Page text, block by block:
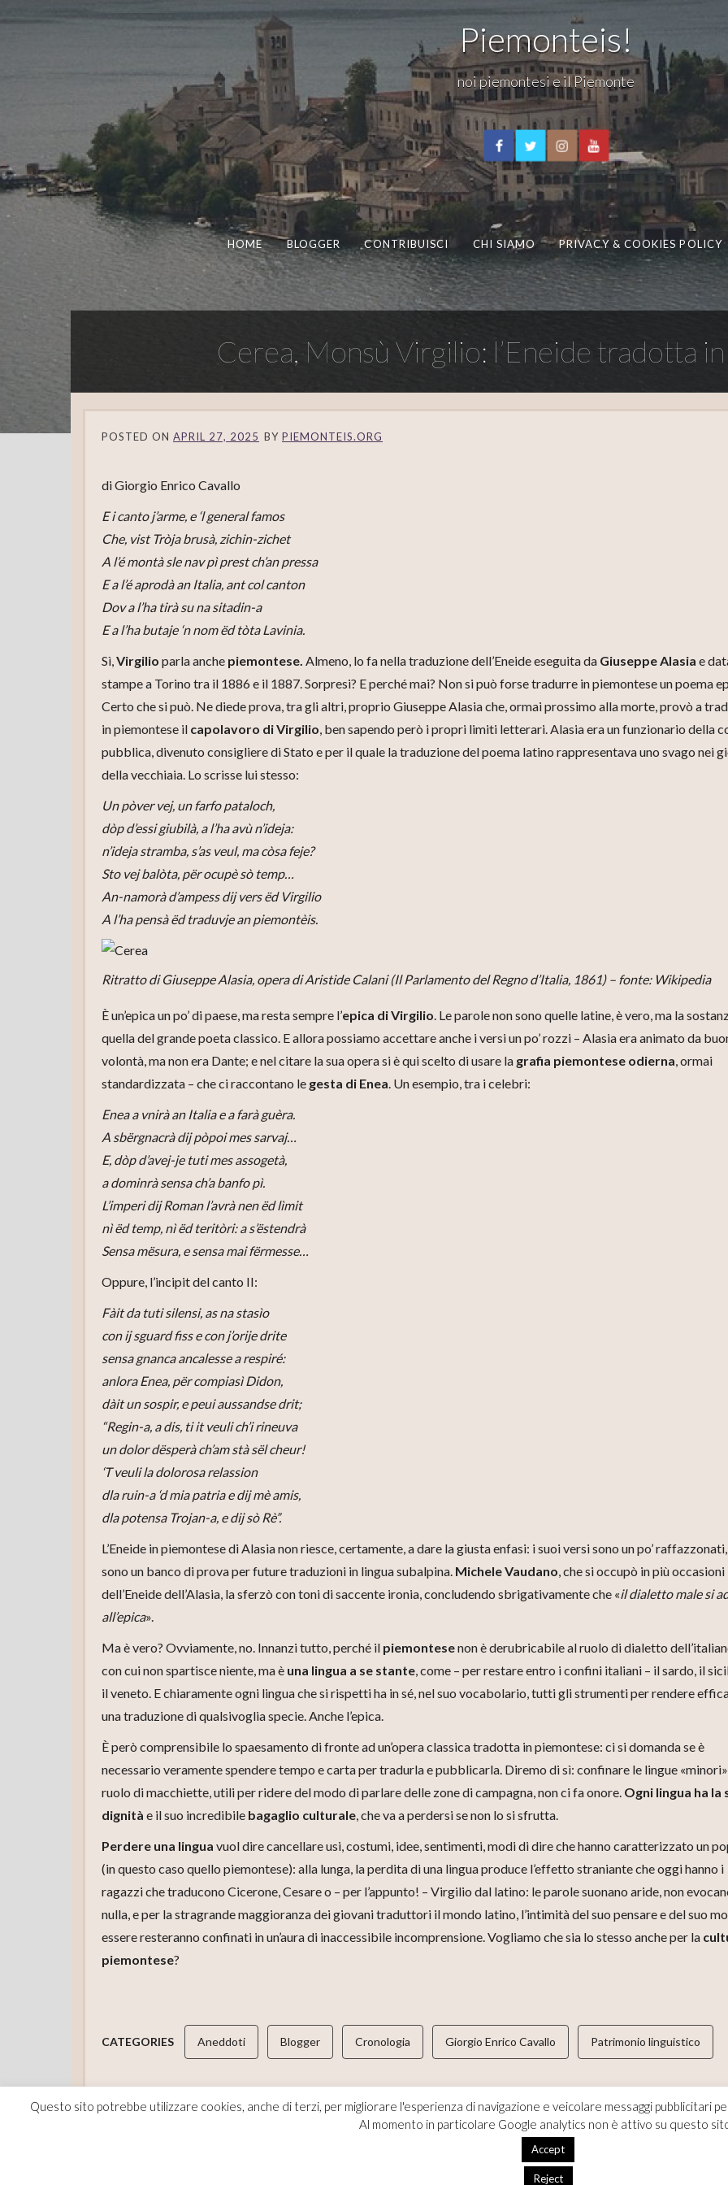
Piemonteis!
noi piemontesi e il Piemonte
HOME BLOGGER CONTRIBUISCI CHI SIAMO PRIVACY & COOKIES POLICY
Cerea, Monsù Virgilio: l’Eneide tradotta
POSTED ON APRIL 27, 2025 BY PIEMONTEIS.ORG
di Giorgio Enrico Cavallo
E i canto j’arme, e ‘l general famos
Che, vist Tròja brusà, zichin-zichet
A l’é montà sle nav pì prest ch’an pressa
E a l’é aprodà an Italia, ant col canton
Dov a l’ha tirà su na sitadin-a
E a l’ha butaje ‘n nom ëd tòta Lavinia.
Sì,Virgilio parla anche piemontese. Almeno, lo fa nella traduzione dell’Eneide eseguita da Giuseppe Alasia e
stampe a Torino tra il 1886 e il 1887. Sorpresi? E perché mai? Non si può forse tradurre in piemontese un poema
Certo che si può. Ne diede prova, tra gli altri, proprio Giuseppe Alasia che, ormai prossimo alla morte, provò a
in piemontese il capolavoro di Virgilio, ben sapendo però i propri limiti letterari. Alasia era un funzionario della
pubblica, divenuto consigliere di Stato e per il quale la traduzione del poema latino rappresentava uno svago nei
della vecchiaia. Lo scrisse lui stesso:
Un pòver vej, un farfo pataloch,
dòp d’essi giubilà, a l’ha avù n’ideja:
n’ideja stramba, s’as veul, ma còsa feje?
Sto vej balòta, për ocupè sò temp…
An-namorà d’ampess dij vers ëd Virgilio
A l’ha pensà ëd traduvje an piemontèis.
Ritratto di Giuseppe Alasia, opera di Aristide Calani (Il Parlamento del Regno d’Italia, 1861) – fonte: Wikipedia
È un’epica un po’ di paese, ma resta sempre l’epica di Virgilio. Le parole non sono quelle latine, è vero, ma la
quella del grande poeta classico. E allora possiamo accettare anche i versi un po’ rozzi – Alasia era animato da
volontà, ma non era Dante; e nel citare la sua opera si è qui scelto di usare la grafia piemontese odierna, ormai
standardizzata – che ci raccontano le gesta di Enea. Un esempio, tra i celebri:
Enea a vnirà an Italia e a farà guèra.
A sbërgnacrà dij pòpoi mes sarvaj…
E, dòp d’avej-je tuti mes assogetà,
a dominrà sensa ch’a banfo pì.
L’imperi dij Roman l’avrà nen ëd lìmit
nì ëd temp, nì ëd teritòri: a s’ëstendrà
Sensa mësura, e sensa mai fërmesse…
Oppure, l’incipit del canto II:
Fàit da tuti silensi, as na stasìo
con ij sguard fiss e con j’orije drite
sensa gnanca ancalesse a respiré:
anlora Enea, për compiasì Didon,
dàit un sospir, e peui aussandse drit;
“Regin-a, a dis, ti it veuli ch’i rineuva
un dolor dësperà ch’am stà sël cheur!
‘T veuli la dolorosa relassion
dla ruin-a ‘d mia patria e dij mè amis,
dla potensa Trojan-a, e dij sò Rè”.
L’Eneide in piemontese di Alasia non riesce, certamente, a dare la giusta enfasi: i suoi versi sono un po’
sono un banco di prova per future traduzioni in lingua subalpina. Michele Vaudano, che si occupò in più occasioni
dell’Eneide dell’Alasia, la sferzò con toni di saccente ironia, concludendo sbrigativamente che «il dialetto male si
all’epica».
Ma è vero? Ovviamente, no. Innanzi tutto, perché il piemontesenon è derubricabile al ruolo di dialetto
con cui non spartisce niente, ma è una lingua a se stante, come – per restare entro i confini italiani – il sardo, il
il veneto. E chiaramente ogni lingua che si rispetti ha in sé, nel suo vocabolario, tutti gli strumenti per rendere
una traduzione di qualsivoglia specie. Anche l’epica.
È però comprensibile lo spaesamento di fronte ad un’opera classica tradotta in piemontese: ci si domanda se è
necessario veramente spendere tempo e carta per tradurla e pubblicarla. Diremo di sì: confinare le lingue
ruolo di macchiette, utili per ridere del modo di parlare delle zone di campagna, non ci fa onore. Ogni lingua ha la
dignità e il suo incredibile bagaglio culturale, che va a perdersi se non lo si sfrutta.
Perdere una lingua vuol dire cancellare usi, costumi, idee, sentimenti, modi di dire che hanno caratterizzato un
(in questo caso quello piemontese): alla lunga, la perdita di una lingua produce l’effetto straniante che oggi hanno i
ragazzi che traducono Cicerone, Cesare o – per l’appunto! – Virgilio dal latino: le parole suonano aride, non
nulla, e per la stragrande maggioranza dei giovani traduttori il mondo latino, l’intimità del suo pensare e del suo
essere resteranno confinati in un’aura di inaccessibile incomprensione. Vogliamo che sia lo stesso anche per la
piemontese?
CATEGORIES Aneddoti Blogger Cronologia Giorgio Enrico Cavallo Patrimonio linguistico
TAGS eneide giuseppe alasia piemontese poema virgilio
Questo sito potrebbe utilizzare cookies, anche di terzi, per migliorare l'esperienza di navigazione e veicolare messaggi pubblicitari
Al momento in particolare Google analytics non è attivo su questo
Accept
Reject